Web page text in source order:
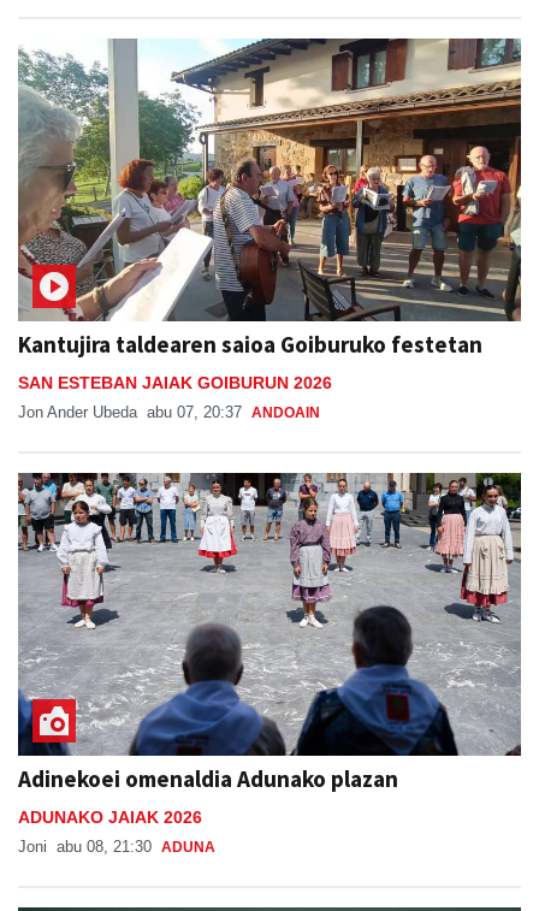
Kantujira taldearen saioa Goiburuko festetan
SAN ESTEBAN JAIAK GOIBURUN 2026
Jon Ander Ubeda abu 07, 20:37 ANDOAIN
Adinekoei omenaldia Adunako plazan
ADUNAKO JAIAK 2026
Joni abu 08, 21:30 ADUNA